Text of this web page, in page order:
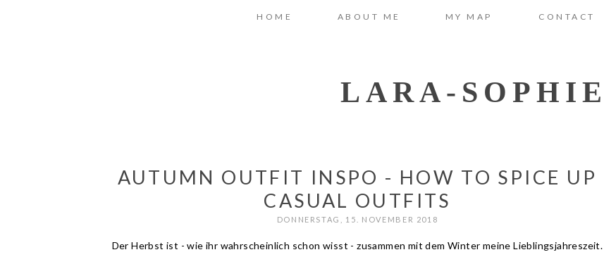
HOME ABOUT ME MY MAP CONTACT
LARA-SOPHIE
AUTUMN OUTFIT INSPO - HOW TO SPICE UP
CASUAL OUTFITS
DONNERSTAG, 15. NOVEMBER 2018
Der Herbst ist - wie ihr wahrscheinlich schon wisst - zusammen mit dem Winter meine Lieblingsjahreszeit.